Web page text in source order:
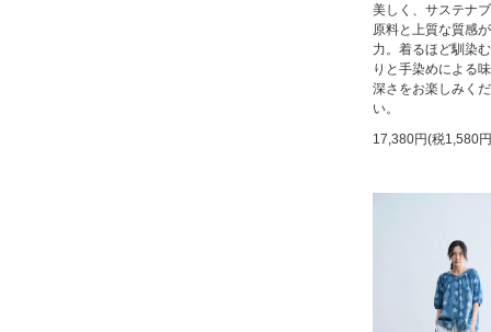
美しく、サステナ
原料と上質な質感
力。着るほど馴染
りと手染めによる
深さをお楽しみく
い。
17,380円(税1,580